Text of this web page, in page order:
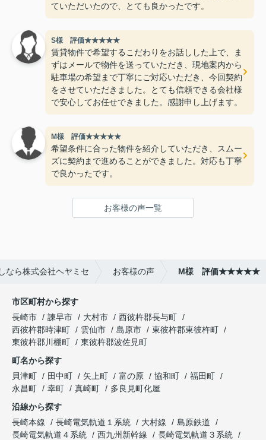
ていただいたので、とても良かったです。
S様 評価★★★★★
賃貸物件で希望するこだわりをお話しした上で、ま
ずはメールで物件を送っていただき、現地案内から
駐車場の希望まで丁寧にご対応いただき、今回契約
をさせていただきました。とても信頼できる会社様
で安心してお任せできました。感謝申し上げます。
M様 評価★★★★★
希望条件に合った物件を紹介していただき、スムー
ズに契約まで進めることができました。対応も丁寧
で良かったです。
お客様の声一覧
なら株式会社ヘヤミセ お客様の声 M様 評価★★★★★
市区町村から探す
長崎市
諫早市 大村市
西彼杵郡長与町
西彼杵郡時津町
雲仙市 島原市
東彼杵郡東彼杵町
東彼杵郡川棚町
東彼杵郡波佐見町
町名から探す
貝津町
田中町 矢上町 富の原 協和町
福田町
永昌町
幸町 真崎町
多良見町化屋
沿線から探す
長崎本線
長崎電気軌道１系統 大村線
島原鉄道
長崎電気軌道４系統
西九州新幹線
長崎電気軌道３系統